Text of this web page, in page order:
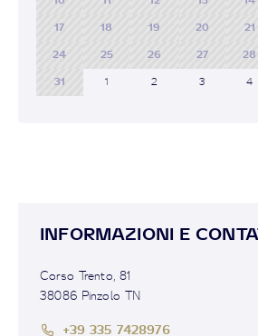
17 18 19 20 21
24 25 26 27 28
31 1 2 3 4
INFORMAZIONI E
Corso Trento, 81
38086 Pinzolo TN
+39 335 7428976